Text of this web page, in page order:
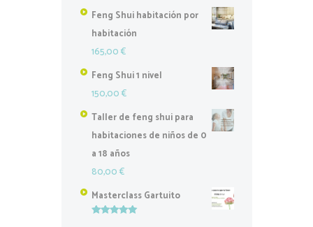
Feng Shui habitación por
habitación
165,00€
Feng Shui 1 nivel
150,00€
Taller de feng shui para
habitaciones de niños de 0
a 18 años
80,00€
Masterclass Gartuito